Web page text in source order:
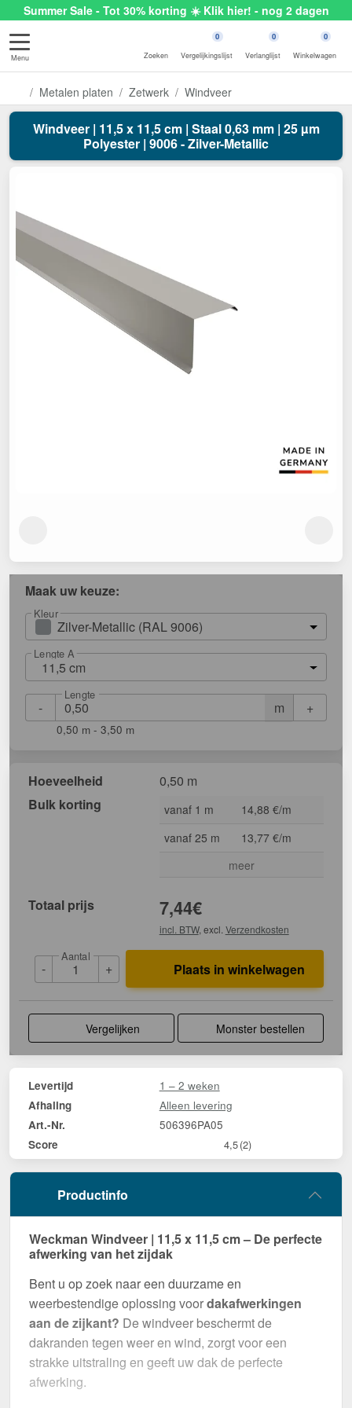
Summer Sale - Tot 30% korting ☀️ Klik hier! - nog 2 dagen
Menu Zoeken
0
Vergelijkingslijst
0
Verlanglijst
0
Winkelwagen
Metalen platen Zetwerk Windveer
Windveer | 11,5 x 11,5 cm | Staal 0,63 mm | 25 µm
Polyester | 9006 - Zilver-Metallic
Maak uw keuze:
Kleur
Zilver-Metallic (RAL 9006)
Lengte A
11,5 cm
- m
Lengte
+
0,50 m - 3,50 m
Hoeveelheid
0,50 m
Bulk korting
vanaf 1 m
14,88 €/m
vanaf 25 m
13,77 €/m
meer
Totaal prijs 7,44€
incl. BTW, excl. Verzendkosten
-
Aantal
+ Plaats in winkelwagen
Vergelijken Monster bestellen
Levertijd 1 – 2 weken
Afhaling Alleen levering
Art.-Nr. 506396PA05
Score 4,5(2)
Productinfo
Weckman Windveer | 11,5 x 11,5 cm – De perfecte
afwerking van het zijdak
Bent u op zoek naar een duurzame en
weerbestendige oplossing voordakafwerkingen
aan de zijkant? De windveer beschermt de
dakranden tegen weer en wind, zorgt voor een
strakke uitstraling en geeft uw dak de perfecte
afwerking.